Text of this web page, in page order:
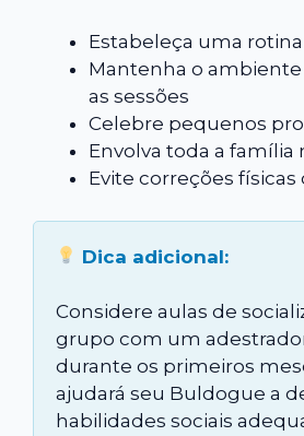
Estabeleça uma
Mantenha o
as sessões
Celebre pequenos
Envolva toda a família
Evite correções físicas
Dica adicional:
Considere aulas de
grupo com um
durante os primeiros
ajudará seu Buldogue a
habilidades sociais